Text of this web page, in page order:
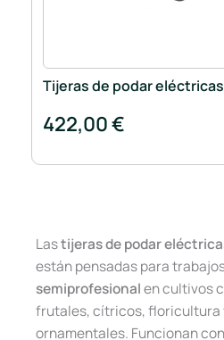
Tijeras de podar
422,00 €
Lastijeras de podar
están pensadas para
semiprofesionalen cultivos
frutales, cítricos, floricultura
ornamentales. Funcionan con